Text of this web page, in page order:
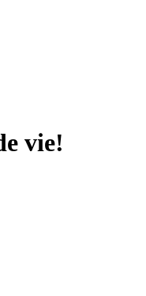
vie!